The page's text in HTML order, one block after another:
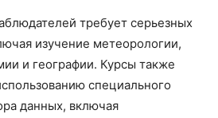
требует серьезных
изучение метеорологии,
и географии. Курсы также
специального
данных, включая